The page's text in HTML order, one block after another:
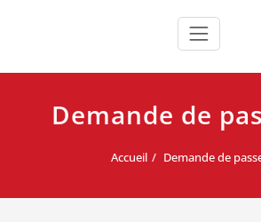
Demande de
Accueil Demande de